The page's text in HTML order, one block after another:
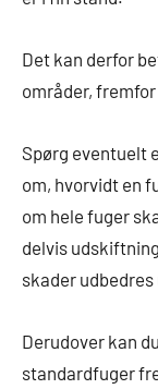
Det kan derfor
områder,
Spørg eventuelt
om, hvorvidt en
om hele fuger
delvis
skader
Derudover kan
standardfuger